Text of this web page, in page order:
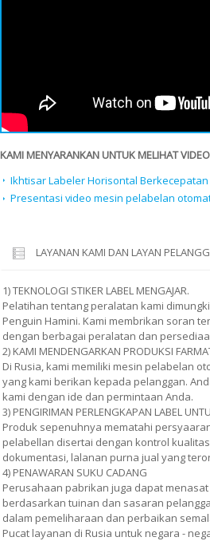
KAMI MENYARANKAN UNTUK MELIHAT
Ikhtisar Labeler Horisontal Berkecepatan
Presentasi video mesin pelabelan
LAYANAN KAMI DAN LAYAN
1) TEKNOLOGI STIKER LABEL MENGAJAR.
Pelatihan tentang peralatan kami
Penguin Hamini. Kami membrikan soran
dengan berbagai peralatan dan
2) KAMI MENDENGARKAN PRODUKSI
Di Rusia, kami memiliki mesin pelabelan
yang kami berikan kepada pelanggan.
kami dengan ide dan permintaan Anda.
3) PENGIRIMAN PERLENGKAPAN LABEL
Produk sepenuhnya mematahi
pelabellan disertai dengan kontrol
dokumentasi, lalanan purna jual yang
4) PENAWARAN SUKU CADANG
Perusahaan pabrikan juga dapat
berdasarkan tuinan dan sasaran
dalam pemeliharaan dan perbaikan
Pucat layanan di Rusia untuk negara -